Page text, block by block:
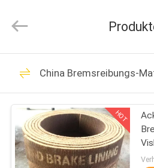
HAUS
PRODUKTE
ÜBER
UNS
Reserved.
China Bremsreibungs-
HOT